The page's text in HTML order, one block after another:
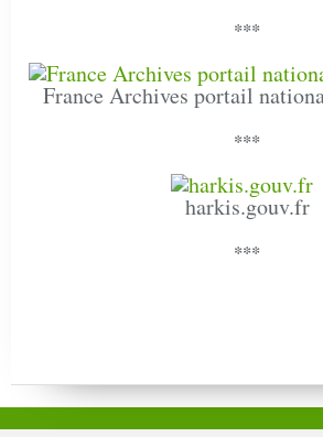
***
France Archives portail
***
harkis.gouv.fr
***